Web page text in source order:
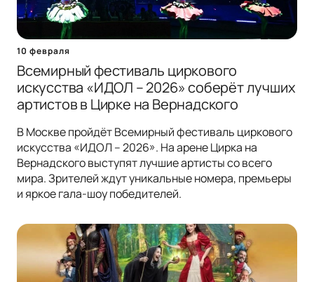
10 февраля
Всемирный фестиваль циркового
искусства «ИДОЛ – 2026» соберёт лучших
артистов в Цирке на Вернадского
В Москве пройдёт Всемирный фестиваль циркового
искусства «ИДОЛ – 2026». На арене Цирка на
Вернадского выступят лучшие артисты со всего
мира. Зрителей ждут уникальные номера, премьеры
и яркое гала-шоу победителей.